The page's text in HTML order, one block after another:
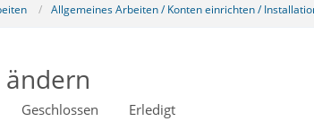
Allgemeines Arbeiten / Konten einrichten /
ändern
Geschlossen Erledigt